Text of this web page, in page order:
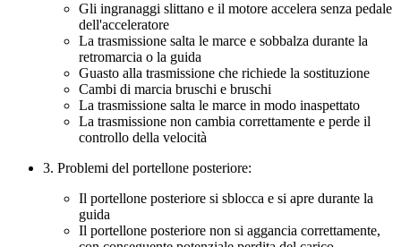
Gli ingranaggi slittano e il motore accelera senza pedale
dell'acceleratore
La trasmissione salta le marce e sobbalza durante la
retromarcia o la guida
Guasto alla trasmissione che richiede la sostituzione
Cambi di marcia bruschi e bruschi
La trasmissione salta le marce in modo inaspettato
La trasmissione non cambia correttamente e perde il
controllo della velocità
3. Problemi del portellone posteriore:
Il portellone posteriore si sblocca e si apre durante la
guida
Il portellone posteriore non si aggancia correttamente,